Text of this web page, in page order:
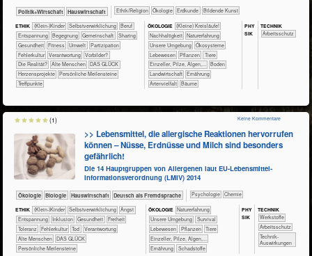
​​​​​​​​​Politik+​Wirtschaft ​Haus­wirtschaft ​​​​​​​​​​Ethik/​Religion ​​​​​​​​Ökologie ​​​​​Erdkunde Bildende Kunst
ETHIK (Klein-)Kinder ​​​​​​​​​​​​​​​​​​​​​​​​​​​​​​​​​​​​​​​​Selbst­verwirklichung
​​​​​​​​​​​​​​​Beruf
​​​​​​​​​​​​​Entspannung
​​​​​​​​​​​​Begegnung ​​​​​​​​​​Gemeinschaft
​​​​​​​​​​Sharing
​​​​​​Gesundheit
​​​​​Fitness ​​​​​Umwelt
​​​Partizipation
​​Fehlerkultur
​​Verantwortung
​​Vorbilder?
​Die Realität?
Alte Menschen
DAS GLÜCK
Herzensprojekte
Persönliche Meilensteine
Treffpunkte
ÖKO​LOGIE ​​​​​​​​​​​​​​(Kleine) Kreisläufe!
​​​​​​​​​​​​​​​Nachhaltigkeit
​​​​​​​​​​​​​Naturerfahrung
​​​​​​​​​​​​​Unsere Umgebung
​​​​​​​​​​​Ökosysteme
​​​​​​​​​Lebewesen
​​​​​​​​​Pflanzen
​​​​​​​​Tiere
​​​​​​​Einzeller, Pilze, Algen,...
​​​​​Boden
​​​​​Landwirtschaft
​​​​Ernährung
Artenvielfalt
Bäume
PHY​
SIK
TECH​NIK
​​​​​​Arbeitsschutz
>> Lebensmittel, die allergische Reaktionen hervorrufen
können – Nüsse, Erdnüsse und Milch sind besonders
gefährlich!
Die 14 Hauptgruppen von Allergenen laut EU-Lebensmittel­
informationsverordnung (LMIV) 2014
​​​​​​​Ökologie ​​​​​​Biologie ​Haus­wirtschaft ​​​Deutsch als Fremdsprache ​​​​​​​​​​Psychologie ​​​​​Chemie
ETHIK (Klein-)Kinder ​​​​​​​​​​​​​​​​​​​​​​​​​​​​​​​​​​​​​​​​Selbst­verwirklichung
​​​​​​​​​​​​​Angst
​​​​​​​​​​​​​Entspannung
​​​​​​​​Inklusion ​​​​​​Gesundheit
​​​Freiheit
​​​Toleranz
​​Fehlerkultur ​​Tod
​​Verantwortung
Alte Menschen
DAS GLÜCK
Persönliche Meilensteine
ÖKO​LOGIE ​​​​​​​​​​​​​Naturerfahrung
​​​​​​​​​​​​​Unsere Umgebung
​​​​​​​​​​​​Survival
​​​​​​​​​Lebewesen
​​​​​​​​​Pflanzen
​​​​​​​​Tiere
​​​​​​​Einzeller, Pilze, Algen,...
​​​​Ernährung
​Schadstoffe
PHY​
SIK
TECH​NIK
​​​​​​​​​Werkstoffe
​​​​​​Arbeitsschutz
​​​​​​Technik-
Auswirkungen
Keine Kommentare
(1)